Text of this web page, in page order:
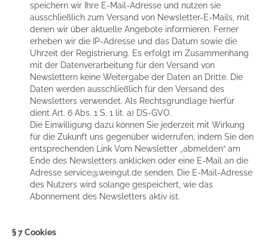
speichern wir Ihre E-Mail-Adresse und nutzen sie
ausschließlich zum Versand von Newsletter-E-Mails, mit
denen wir über aktuelle Angebote informieren. Ferner
erheben wir die IP-Adresse und das Datum sowie die
Uhrzeit der Registrierung. Es erfolgt im Zusammenhang
mit der Datenverarbeitung für den Versand von
Newslettern keine Weitergabe der Daten an Dritte. Die
Daten werden ausschließlich für den Versand des
Newsletters verwendet. Als Rechtsgrundlage hierfür
dient Art. 6 Abs. 1 S. 1 lit. a) DS-GVO.
Die Einwilligung dazu können Sie jederzeit mit Wirkung
für die Zukunft uns gegenüber widerrufen, indem Sie den
entsprechenden Link Vom Newsletter „abmelden“ am
Ende des Newsletters anklicken oder eine E-Mail an die
Adresse service@weingut.de senden. Die E-Mail-Adresse
des Nutzers wird solange gespeichert, wie das
Abonnement des Newsletters aktiv ist.
§ 7 Cookies